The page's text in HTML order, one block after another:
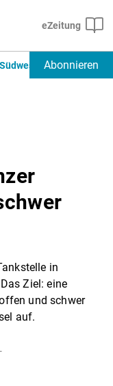
Südwest Deutschland
Abonnieren
in
Ziel: eine
und schwer
auf.